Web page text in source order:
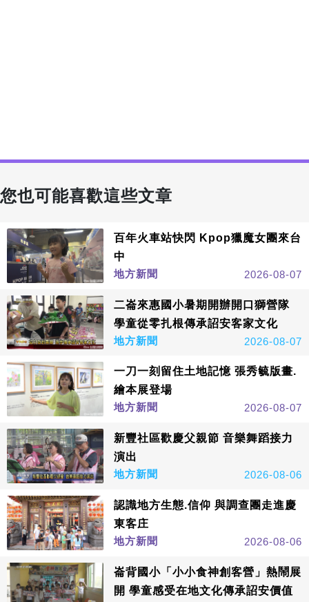
您也可能喜歡這些文章
百年火車站快閃 Kpop獵魔女團來台
中
地方新聞
2026-08-07
二崙來惠國小暑期開辦開口獅營隊
學童從零扎根傳承詔安客家文化
地方新聞
2026-08-07
一刀一刻留住土地記憶 張秀毓版畫.
繪本展登場
地方新聞
2026-08-07
新豐社區歡慶父親節 音樂舞蹈接力
演出
地方新聞
2026-08-06
認識地方生態.信仰 與調查團走進慶
東客庄
地方新聞
2026-08-06
崙背國小「小小食神創客營」熱鬧展
開 學童感受在地文化傳承詔安價值